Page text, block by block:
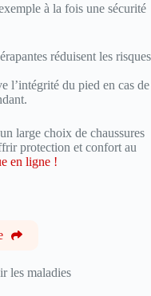
à la fois une sécurité
réduisent les risques
l’intégrité du pied en cas de
large choix de chaussures
protection et confort au
en ligne !
les maladies